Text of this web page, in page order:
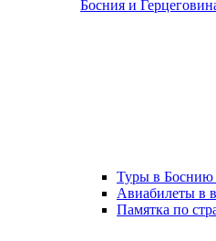
Босния и
Туры в Боснию
Авиабилеты в
Памятка по